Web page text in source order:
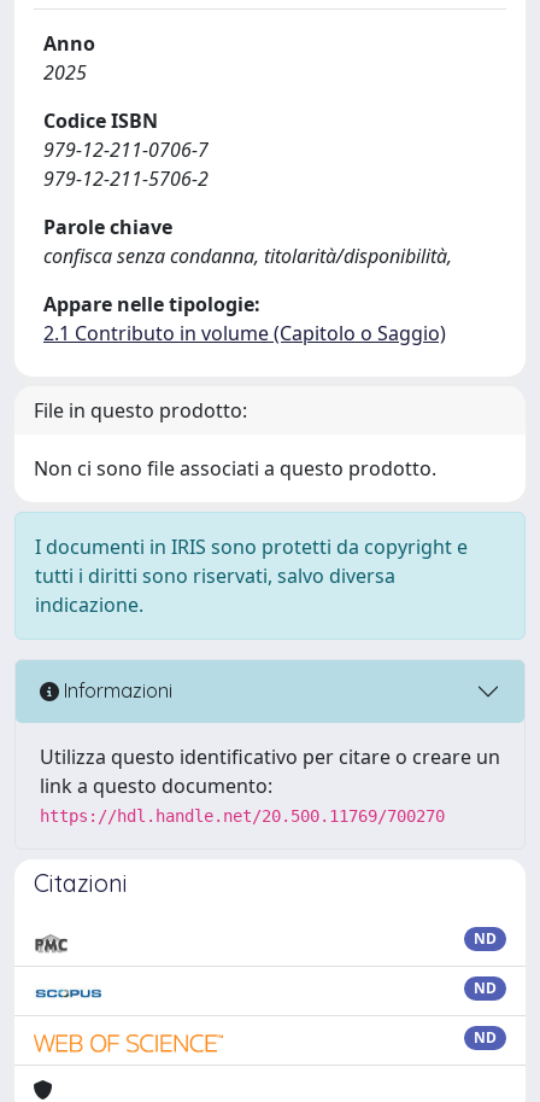
Anno
2025
Codice ISBN
979-12-211-0706-7
979-12-211-5706-2
Parole chiave
confisca senza condanna, titolarità/disponibilità,
Appare nelle tipologie:
2.1 Contributo in volume (Capitolo o Saggio)
File in questo prodotto:
Non ci sono file associati a questo prodotto.
I documenti in IRIS sono protetti da copyright e
tutti i diritti sono riservati, salvo diversa
indicazione.
Informazioni
Utilizza questo identificativo per citare o creare un
link a questo documento:
https://hdl.handle.net/20.500.11769/700270
Citazioni
ND
ND
ND